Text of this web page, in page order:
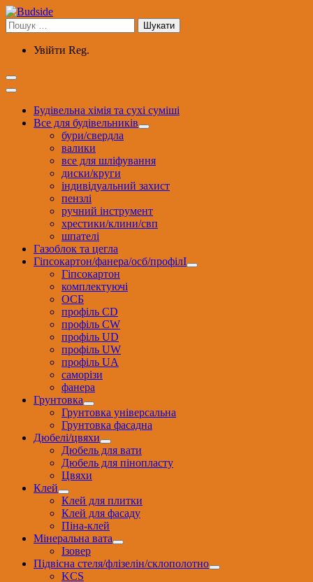
Перейти
до
вмісту
Пошук:
Увійти Reg.
Будівельна хімія та сухі суміші
Все для будівельників
бури/свердла
валики
все для шліфування
диски/круги
індивідуальний захист
пензлі
ручний інструмент
хрестики/клини/свп
шпателі
Газоблок та цегла
Гіпсокартон/фанера/осб/профілІ
Гіпсокартон
комплектуючі
ОСБ
профіль CD
профіль CW
профіль UD
профіль UW
профіль UА
саморізи
фанера
Грунтовка
Грунтовка універсальна
Грунтовка фасадна
Дюбелі/цвяхи
Дюбель для вати
Дюбель для пінопласту
Цвяхи
Клей
Клей для плитки
Клей для фасаду
Піна-клей
Мінеральна вата
Ізовер
Підвісна стеля/флізелін/склополотно
KCS